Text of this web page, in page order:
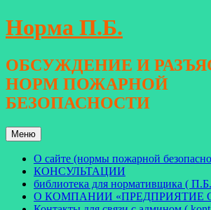
Перейти
к
Норма П.Б.
ОБСУЖДЕНИЕ И
НОРМ ПОЖАРНОЙ
БЕЗОПАСНОСТИ
Меню
О сайте (нормы пожарной
КОНСУЛЬТАЦИИ
библиотека для нормативщика (
О КОМПАНИИ «ПРЕДПРИЯТИЕ